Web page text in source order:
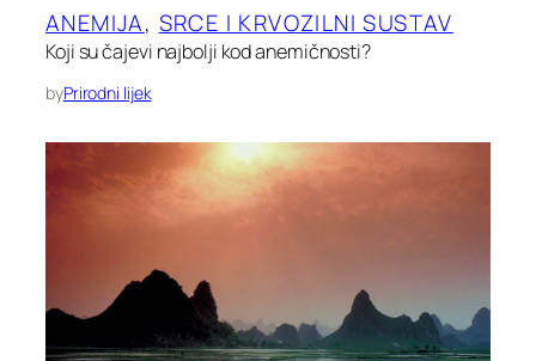
ANEMIJA, SRCE I KRVOZILNI SUSTAV
Koji su čajevi najbolji kod anemičnosti?
byPrirodni lijek